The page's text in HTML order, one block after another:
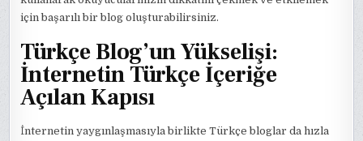
için başarılı bir blog oluşturabilirsiniz.
Türkçe Blog’un Yükselişi:
İnternetin Türkçe İçeriğe
Açılan Kapısı
İnternetin yaygınlaşmasıyla birlikte Türkçe bloglar da hızla